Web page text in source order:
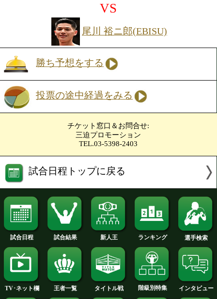
フェザー級8回戦
池崎 創哉(三迫)
勝ち予想をする
投票の途中経過をみる
日本フェザー級9位の高は、強靭なフィ
武器に豊富な手数で攻め立てる右ファ
今年7月には中国で勝利を挙げ、心身と
している。一方、ランカー初挑戦とな
は、中間距離をキープしながら決定力
ストレートと右フックを主軸に戦うサ
ー。距離を潰して前に出てくる高を突